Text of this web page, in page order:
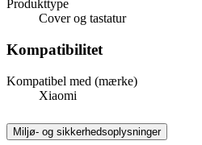
Produkttype
Cover og tastatur
Kompatibilitet
Kompatibel med (mærke)
Xiaomi
Miljø- og sikkerhedsoplysninger